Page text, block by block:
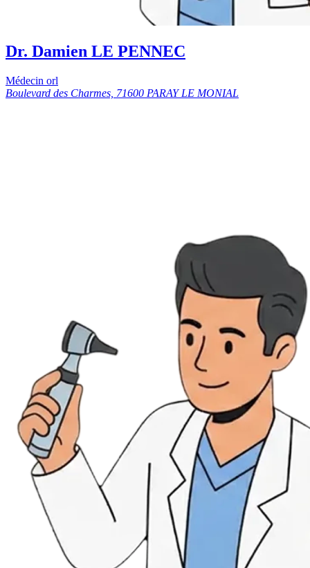
Dr. Damien LE PENNEC
Médecin orl
Boulevard des Charmes, 71600 PARAY LE MONIAL